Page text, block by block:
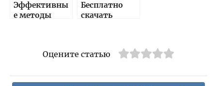
проверенные
советы
Эффективны
е методы
Бесплатно
скачать
Windows 7, 8,
Оцените статью